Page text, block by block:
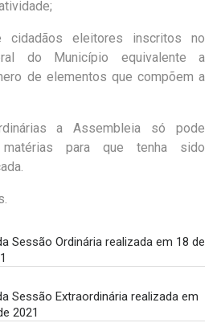
eleitores inscritos no
do Município equivalente a
de elementos que compõem a
a Assembleia só pode
para que tenha sido
Sessão Ordinária realizada em 18 de
Sessão Extraordinária realizada em
2021